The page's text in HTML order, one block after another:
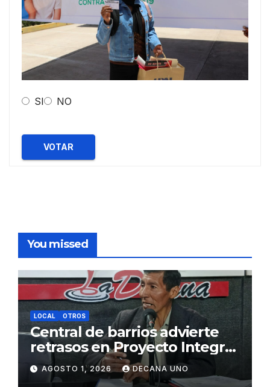
SI NO
VOTAR
You missed
LOCAL OTROS
Central de barrios advierte
retrasos en Proyecto Integral
de Agua y Alcantarillado para
Juliaca
AGOSTO 1, 2026 DECANA UNO